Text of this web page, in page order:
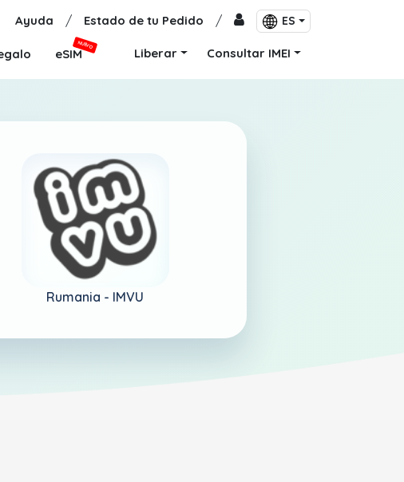
Ayuda / Estado de tu Pedido / ES
eSIM
NUEVO
Liberar Consultar IMEI
Rumania - IMVU